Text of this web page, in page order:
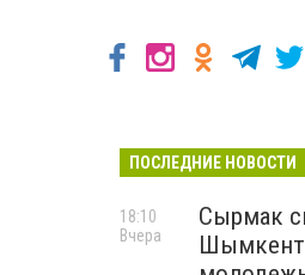
ПОСЛЕДНИЕ НОВОСТИ
Сырмак
18:10
Вчера